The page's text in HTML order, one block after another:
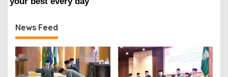
News Feed